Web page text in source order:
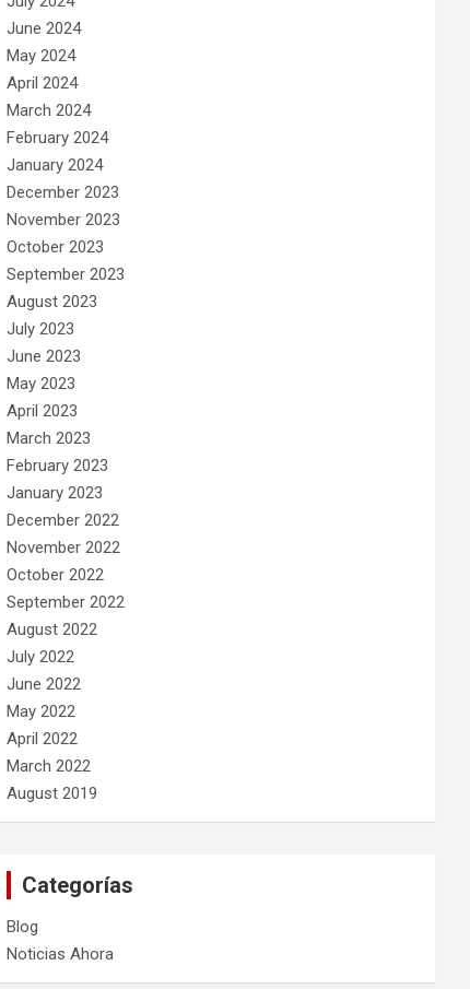
June 2024
May 2024
April 2024
March 2024
February 2024
January 2024
December 2023
November 2023
October 2023
September 2023
August 2023
July 2023
June 2023
May 2023
April 2023
March 2023
February 2023
January 2023
December 2022
November 2022
October 2022
September 2022
August 2022
July 2022
June 2022
May 2022
April 2022
March 2022
August 2019
Categorías
Blog
Noticias Ahora